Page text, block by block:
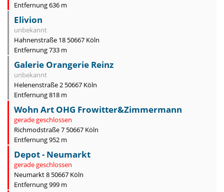
Entfernung 636 m
Elivion
unbekannt
Hahnenstraße 18 50667 Köln
Entfernung 733 m
Galerie Orangerie Reinz
unbekannt
Helenenstraße 2 50667 Köln
Entfernung 818 m
Wohn Art OHG Frowitter&Zimmermann
gerade geschlossen
Richmodstraße 7 50667 Köln
Entfernung 952 m
Depot - Neumarkt
gerade geschlossen
Neumarkt 8 50667 Köln
Entfernung 999 m